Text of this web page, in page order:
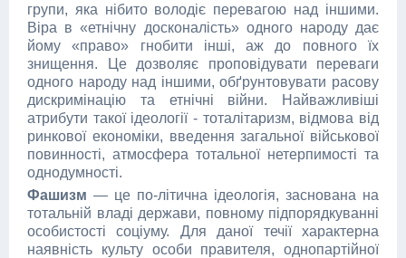
групи, яка нібито володіє перевагою над іншими.
Віра в «етнічну досконалість» одного народу дає
йому «право» гнобити інші, аж до повного їх
знищення. Це дозволяє проповідувати переваги
одного народу над іншими, обґрунтовувати расову
дискримінацію та етнічні війни. Найважливіші
атрибути такої ідеології - тоталітаризм, відмова від
ринкової економіки, введення загальної військової
повинності, атмосфера тотальної нетерпимості та
однодумності.
Фашизм — це по-літична ідеологія, заснована на
тотальній владі держави, повному підпорядкуванні
особистості соціуму. Для даної течії характерна
наявність культу особи правителя, однопартійної